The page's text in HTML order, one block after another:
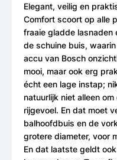
Elegant, veilig en
Comfort scoort op alle
fraaie gladde lasnaden
de schuine buis,
accu van Bosch
mooi, maar ook erg
écht een lage instap;
natuurlijk niet alleen
rijgevoel. En dat moet
balhoofdbuis en de
grotere diameter, voor
En dat laatste geldt